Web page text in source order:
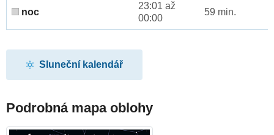
noc
23:01 až
00:00
59 min.
Sluneční kalendář
Podrobná mapa oblohy